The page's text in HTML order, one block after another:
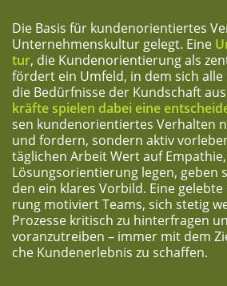
Die Basis für kun­den­ori­en­tier­tes
Unter­neh­mens­kul­tur gelegt. Eine
tur, die Kun­den­ori­en­tie­rung als
för­dert ein Umfeld, in dem sich
die Bedürf­nis­se der Kund­schaft
kräf­te spie­len dabei eine
sen kun­den­ori­en­tier­tes Ver­hal­ten
und for­dern, son­dern aktiv
täg­li­chen Arbeit Wert auf
Lösungs­ori­en­tie­rung legen,
den ein kla­res Vor­bild. Eine
rung moti­viert Teams, sich ste­tig
Pro­zes­se kri­tisch zu hin­ter­fra­gen
vor­an­zu­trei­ben – immer mit dem
che Kun­den­er­leb­nis zu schaffen.